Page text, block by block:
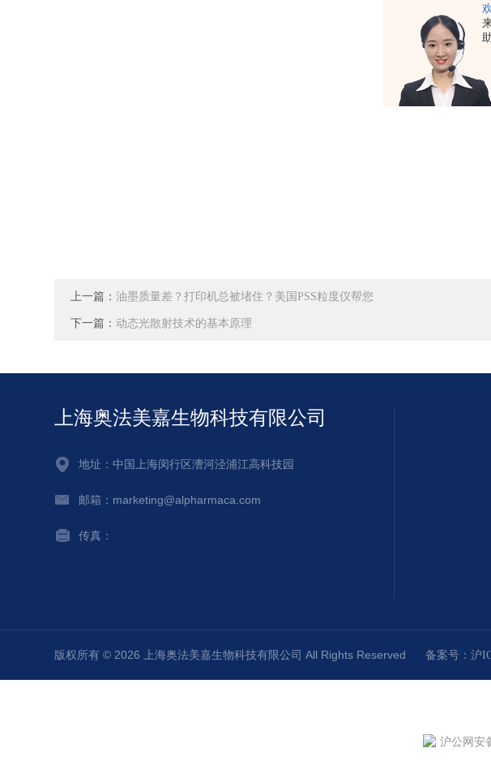
上一篇：油墨质量差？打印机总被堵住？美国PSS粒度仪帮您
下一篇：动态光散射技术的基本原理
上海奥法美嘉生物科技有限公司
地址：中国上海闵行区漕河泾浦江高科技园
邮箱：marketing@alpharmaca.com
传真：
版权所有 © 2026 上海奥法美嘉生物科技有限公司 All Rights Reserved备案号：沪
沪公网安